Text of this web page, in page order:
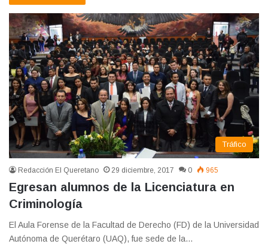
Tráfico
Redacción El Queretano 29 diciembre, 2017 0 965
Egresan alumnos de la Licenciatura en
Criminología
El Aula Forense de la Facultad de Derecho (FD) de la Universidad
Autónoma de Querétaro (UAQ), fue sede de la…